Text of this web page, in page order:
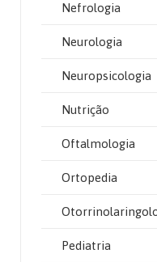
Nefrologia
Neurologia
Neuropsicologia
Nutrição
Oftalmologia
Ortopedia
Pediatria